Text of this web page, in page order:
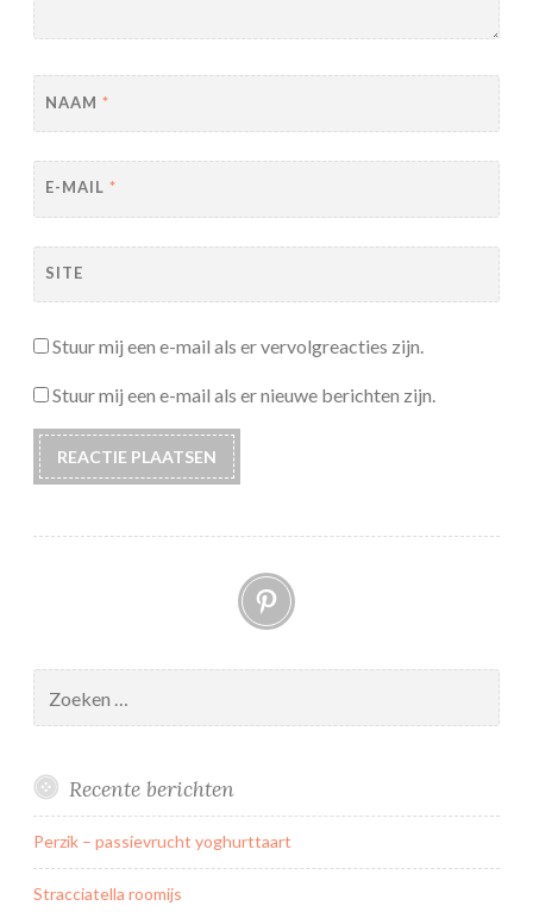
NAAM *
E-MAIL *
SITE
Stuur mij een e-mail als er vervolgreacties zijn.
Stuur mij een e-mail als er nieuwe berichten zijn.
Pinterest
naar:
Recente berichten
Perzik – passievrucht yoghurttaart
Stracciatella roomijs